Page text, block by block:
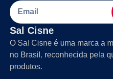
Sal Cisne
O Sal Cisne é uma marca a
no Brasil, reconhecida pela
produtos.